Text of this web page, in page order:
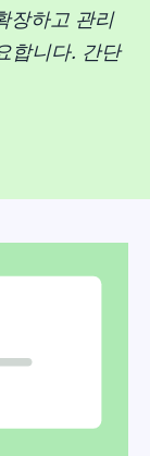
장하고 관리
합니다. 간단